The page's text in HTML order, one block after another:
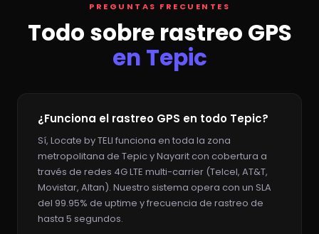
PREGUNTAS FRECUENTES
Todo sobre rastreo GPS
en Tepic
¿Funciona el rastreo GPS en todo Tepic?
Sí, Locate by TELI funciona en toda la zona
metropolitana de Tepic y Nayarit con cobertura a
través de redes 4G LTE multi-carrier (Telcel, AT&T,
Movistar, Altan). Nuestro sistema opera con un SLA
del 99.95% de uptime y frecuencia de rastreo de
hasta 5 segundos.